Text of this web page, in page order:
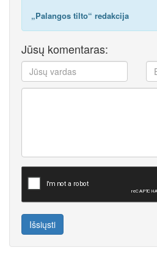
„Palangos tilto“ redakcija
Jūsų komentaras:
Išsiųsti